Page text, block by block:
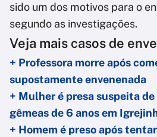
sido um dos motivos para o
segundo as investigações.
Veja mais casos de
+ Professora morre após
supostamente envenenada
+ Mulher é presa suspeita
gêmeas de 6 anos em
+ Homem é preso após